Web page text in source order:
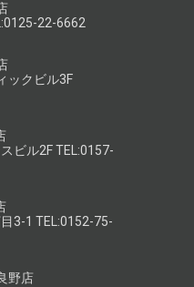
22-6662
ックビル3F
ビル2F TEL:0157-
3-1 TEL:0152-75-
野店